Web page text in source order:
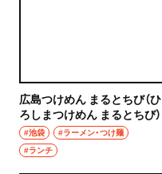
上尾・久喜・熊谷
千葉県
ウイスキー
ホッピー
サワー
広島つけめん まるとちび（ひ
ろしまつけめん まるとちび）
#池袋
#ラーメン・つけ麺
#ランチ